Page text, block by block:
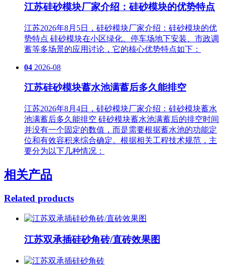
江苏硅砂模块厂家介绍：硅砂模块的优势特点
江苏2026年8月5日，硅砂模块厂家介绍：硅砂模块的优
势特点 硅砂模块在小区绿化、停车场地下安装、市政调
蓄等多场景的应用讨论，它的核心优势特点如下：
04 2026-08
江苏硅砂模块蓄水池满蓄后多久能排空
江苏2026年8月4日，硅砂模块厂家介绍：硅砂模块蓄水
池满蓄后多久能排空 硅砂模块蓄水池满蓄后的排空时间
并没有一个固定的数值，而是需要根据蓄水池的功能定
位和有效容积来综合确定。根据相关工程技术规范，主
要分为以下几种情况：
相关产品
Related products
江苏双承插硅砂角砖/直砖效果图